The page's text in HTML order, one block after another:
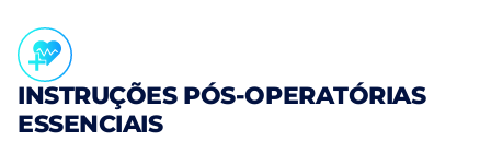
INSTRUÇÕES PÓS-OPERATÓRIAS
ESSENCIAIS